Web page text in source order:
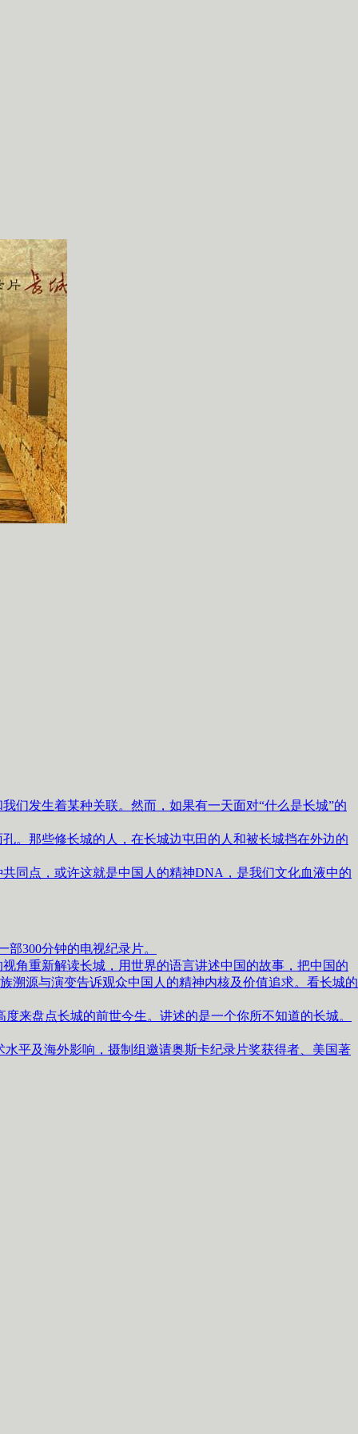
发生着某种关联。然而，如果有一天面对“什么是长城”的
。那些修长城的人，在长城边屯田的人和被长城挡在外边的
同点，或许这就是中国人的精神DNA，是我们文化血液中的
300分钟的电视纪录片。
角重新解读长城，用世界的语言讲述中国的故事，把中国的
溯源与演变告诉观众中国人的精神内核及价值追求。看长城的
来盘点长城的前世今生。讲述的是一个你所不知道的长城。
平及海外影响，摄制组邀请奥斯卡纪录片奖获得者、美国著